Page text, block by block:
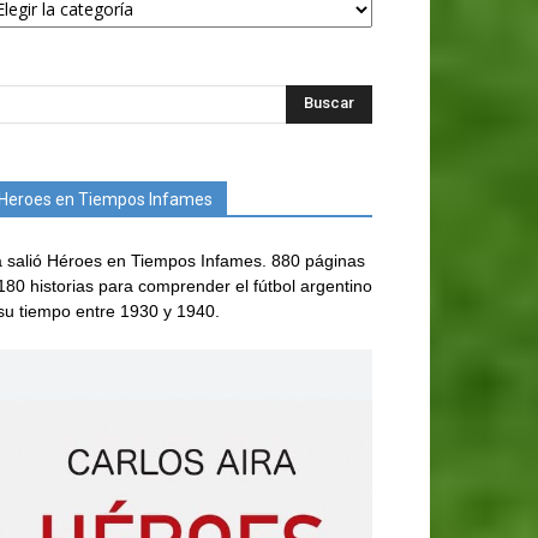
Heroes en Tiempos Infames
salió Héroes en Tiempos Infames. 880 páginas
historias para comprender el fútbol argentino
tiempo entre 1930 y 1940.